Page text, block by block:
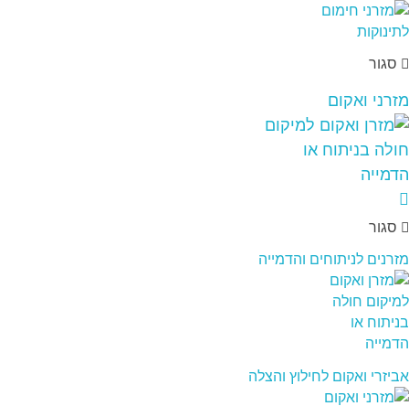
סגור
מזרני ואקום
סגור
מזרנים לניתוחים והדמייה
אביזרי ואקום לחילוץ והצלה